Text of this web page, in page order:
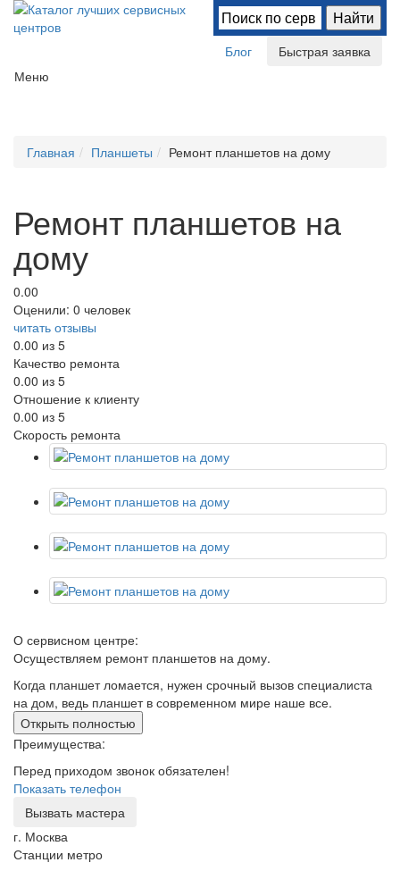
Блог
Быстрая заявка
Меню
Главная Планшеты Ремонт планшетов на дому
Ремонт планшетов на
дому
0.00
Оценили: 0 человек
читать отзывы
0.00 из 5
Качество ремонта
0.00 из 5
Отношение к клиенту
0.00 из 5
Скорость ремонта
О сервисном центре:
Осуществляем ремонт планшетов на дому.
Когда планшет ломается, нужен срочный вызов специалиста
на дом, ведь планшет в современном мире наше все.
Открыть полностью
Преимущества:
Перед приходом звонок обязателен!
Показать телефон
Вызвать мастера
г. Москва
Станции метро